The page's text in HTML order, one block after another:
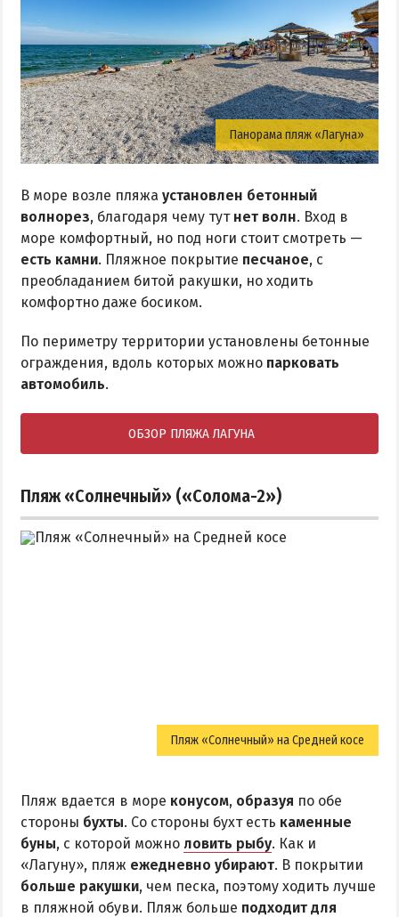
Панорама пляж «Лагуна»
В море возле пляжа установлен бетонный
волнорез, благодаря чему тут нет волн. Вход в
море комфортный, но под ноги стоит смотреть —
есть камни. Пляжное покрытие песчаное, с
преобладанием битой ракушки, но ходить
комфортно даже босиком.
По периметру территории установлены бетонные
ограждения, вдоль которых можно парковать
автомобиль.
ОБЗОР ПЛЯЖА ЛАГУНА
Пляж «Солнечный» («Солома-2»)
Пляж «Солнечный» на Средней косе
Пляж вдается в море конусом, образуя по обе
стороны бухты. Со стороны бухт есть каменные
буны, с которой можно ловить рыбу. Как и
«Лагуну», пляж ежедневно убирают. В покрытии
больше ракушки, чем песка, поэтому ходить лучше
в пляжной обуви. Пляж больше подходит для